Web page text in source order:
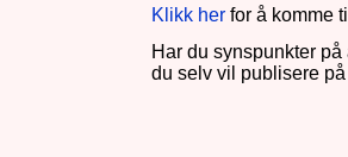
Klikk her for å komme
Har du synspunkter
du selv vil publisere